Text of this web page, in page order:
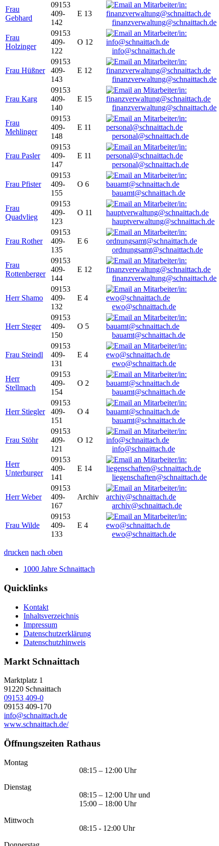
Frau
Gebhard
09153
409-
142
E 13
finanzverwaltung@schnaittach.de
Frau
Holzinger
09153
409-
122
O 12
info@schnaittach.de
Frau Hüßner
09153
409-
143
E 12
finanzverwaltung@schnaittach.de
Frau Karg
09153
409-
140
E 15
finanzverwaltung@schnaittach.de
Frau
Mehlinger
09153
409-
148
E 11
personal@schnaittach.de
Frau Pasler
09153
409-
147
E 11
personal@schnaittach.de
Frau Pfister
09153
409-
155
O 6
bauamt@schnaittach.de
Frau
Quadvlieg
09153
409-
123
O 11
hauptverwaltung@schnaittach.de
Frau Rother
09153
409-
135
E 6
ordnungsamt@schnaittach.de
Frau
Rottenberger
09153
409-
144
E 12
finanzverwaltung@schnaittach.de
Herr Shamo
09153
409-
132
E 4
ewo@schnaittach.de
Herr Steger
09153
409-
150
O 5
bauamt@schnaittach.de
Frau Steindl
09153
409-
131
E 4
ewo@schnaittach.de
Herr
Stellmach
09153
409-
154
O 2
bauamt@schnaittach.de
Herr Stiegler
09153
409-
151
O 4
bauamt@schnaittach.de
Frau Stöhr
09153
409-
121
O 12
info@schnaittach.de
Herr
Unterburger
09153
409-
141
E 14
liegenschaften@schnaittach.de
Herr Weber
09153
409-
167
Archiv
archiv@schnaittach.de
Frau Wilde
09153
409-
133
E 4
ewo@schnaittach.de
drucken nach oben
1000 Jahre Schnaittach
Quicklinks
Kontakt
Inhaltsverzeichnis
Impressum
Datenschutzerklärung
Datenschutzhinweis
Markt Schnaittach
Marktplatz 1
91220 Schnaittach
09153 409-0
09153 409-170
info@schnaittach.de
www.schnaittach.de/
Öffnungszeiten Rathaus
Montag
08:15 – 12:00 Uhr
Dienstag
08:15 – 12:00 Uhr und
15:00 – 18:00 Uhr
Mittwoch
08:15 - 12:00 Uhr